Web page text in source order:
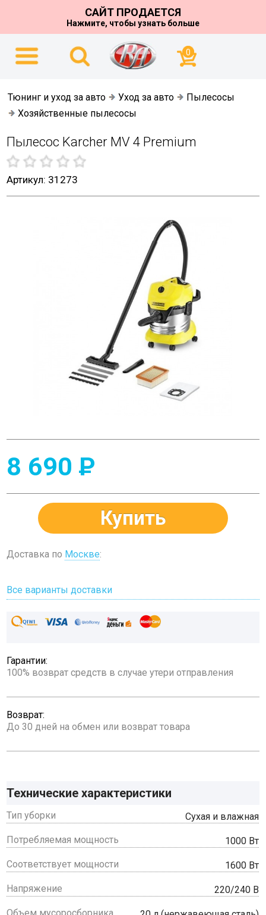
САЙТ ПРОДАЕТСЯ
Нажмите, чтобы узнать больше
0
Тюнинг и уход за авто Уход за авто
Пылесосы
Хозяйственные пылесосы
Пылесос Karcher MV 4 Premium
Артикул: 31273
8 690 P
Купить
Доставка по Москве:
Все варианты доставки
Гарантии:
100% возврат средств в случае утери отправления
Возврат:
До 30 дней на обмен или возврат товара
Технические характеристики
Тип уборки Сухая и влажная
Потребляемая мощность 1000 Вт
Соответствует мощности 1600 Вт
Напряжение 220/240 В